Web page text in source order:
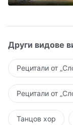
Други видове
Рецитали от
Рецитали от
Танцов хор